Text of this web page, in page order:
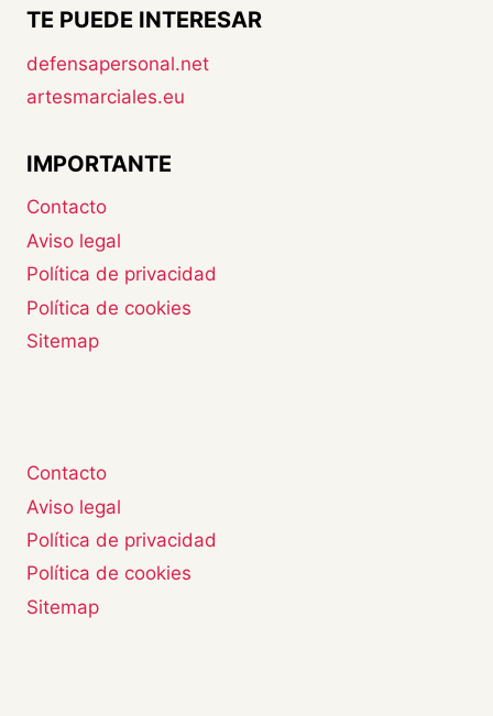
TE PUEDE INTERESAR
defensapersonal.net
artesmarciales.eu
IMPORTANTE
Contacto
Aviso legal
Política de privacidad
Política de cookies
Sitemap
Contacto
Aviso legal
Política de privacidad
Política de cookies
Sitemap